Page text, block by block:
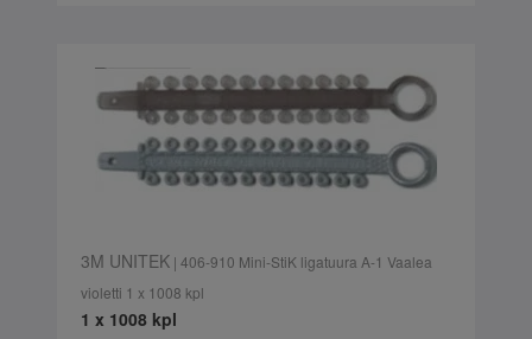
3M UNITEK| 406-910 Mini-StiK ligatuura A-1 Vaalea
violetti 1 x 1008 kpl
1 x 1008 kpl